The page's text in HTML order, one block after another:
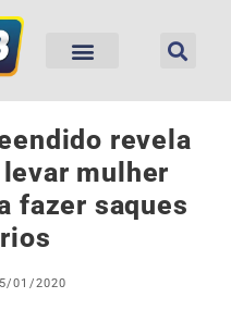
revela
mulher
fazer saques
01/2020